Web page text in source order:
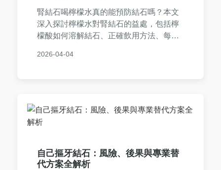
腎結石喝檸檬水真的能預防結石嗎？本文
深入探討檸檬水對腎結石的益處，包括檸
檬酸如何溶解結石、正確飲用方法、每日
和常見問題解答，幫助您遠離腎結石痛
2026-04-04
自己摳牙結石：風險、後果與專業替
代方案全解析